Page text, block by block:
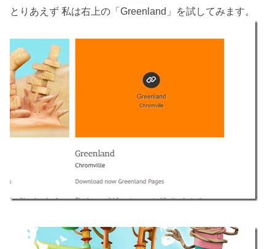
とりあえず 私は右上の「Greenland」を試してみます。